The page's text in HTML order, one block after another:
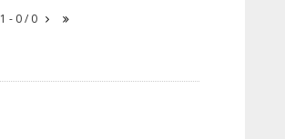
1 - 0 / 0